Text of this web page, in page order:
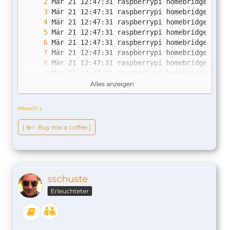
Mär 21 12:47:32 raspberrypi
Alles anzeigen
Hilfreich? ↆ
[ ☕️✨ Buy me a coffee ]
sschuste
Erleuchteter